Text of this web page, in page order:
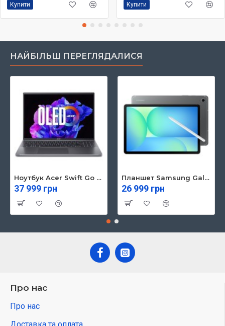
Купити Купити
НАЙБІЛЬШ ПЕРЕГЛЯДАЛИСЯ
Ноутбук Acer Swift Go 16 SFG16-71 (NX.KVZEU.003)
37 999 грн
Планшет Samsung Galaxy Tab S10 FE 5G 8/128GB Gray (SM-X526BZAREUC)
26 999 грн
Про нас
Про нас